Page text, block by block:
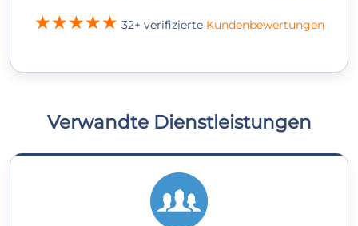
32+ verifizierte Kundenbewertungen
Verwandte Dienstleistungen